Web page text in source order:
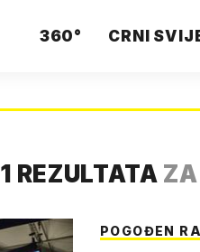
360° CRNI
1 REZULTATA
POGOĐEN